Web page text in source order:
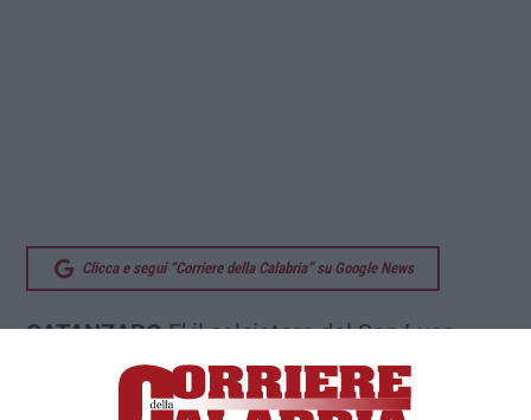
Clicca e segui “Corriere della Calabria” su Google News
CATANZAROE’ il calciatore del San Luca
Marco Pezzati, il 31 morto la notte scorsa in
incidente stradale avvenuto sulla Statale